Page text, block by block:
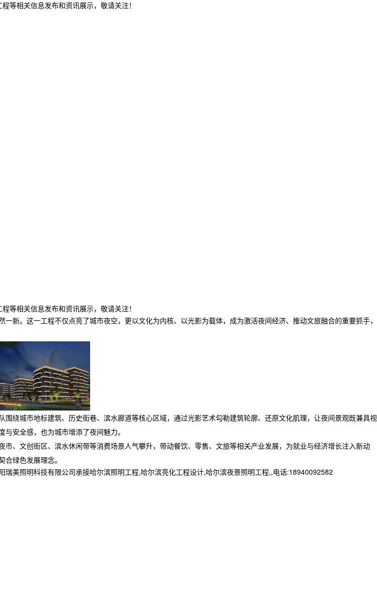
等相关信息发布和资讯展示，敬请关注！
等相关信息发布和资讯展示，敬请关注！
新。这一工程不仅点亮了城市夜空，更以文化为内核、以光影为载体，成为激活夜间经济、推动文旅融合的重要抓手，
绕城市地标建筑、历史街巷、滨水廊道等核心区域，通过光影艺术勾勒建筑轮廓、还原文化肌理，让夜间景观既兼具视
安全感，也为城市增添了夜间魅力。
、文创街区、滨水休闲带等消费场景人气攀升，带动餐饮、零售、文旅等相关产业发展，为就业与经济增长注入新动
绿色发展理念。
美照明科技有限公司承接哈尔滨照明工程,哈尔滨亮化工程设计,哈尔滨夜景照明工程,,电话:18940092582